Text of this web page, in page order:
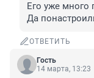
Его уже много
Да
ОТВЕТИТЬ
Гость
14 марта, 13:23